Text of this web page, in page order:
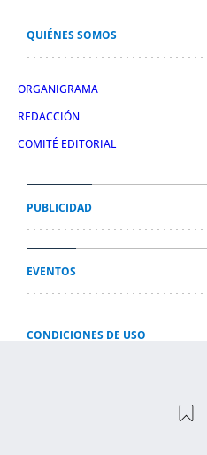
QUIÉNES SOMOS
ORGANIGRAMA
REDACCIÓN
COMITÉ EDITORIAL
PUBLICIDAD
EVENTOS
CONDICIONES DE USO